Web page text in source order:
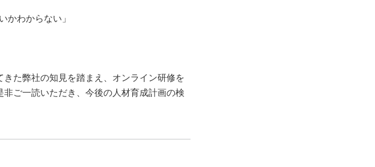
かわからない」
た弊社の知見を踏まえ、オンライン研修を
ご一読いただき、今後の人材育成計画の検